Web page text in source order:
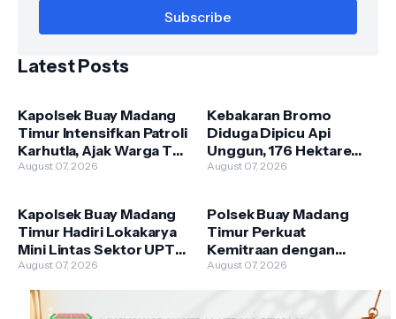
Latest Posts
Kapolsek Buay Madang
Timur Intensifkan Patroli
Karhutla, Ajak Warga Tak
Membakar Hutan dan
August 07, 2026
Kebakaran Bromo
Diduga Dipicu Api
Unggun, 176 Hektare
Lahan TNBTS Terbakar
August 07, 2026
Kapolsek Buay Madang
Timur Hadiri Lokakarya
Mini Lintas Sektor UPTD
Puskesmas
August 07, 2026
Polsek Buay Madang
Timur Perkuat
Kemitraan dengan
Warga Lewat Giat
August 07, 2026